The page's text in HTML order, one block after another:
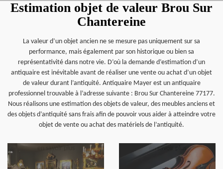
Estimation objet de valeur Brou Sur
Chantereine
La valeur d’un objet ancien ne se mesure pas uniquement sur sa
performance, mais également par son historique ou bien sa
représentativité dans notre vie. D’où la demande d’estimation d’un
antiquaire est inévitable avant de réaliser une vente ou achat d’un objet
de valeur durant l’antiquité. Antiquaire Mayer est un antiquaire
professionnel trouvable à l’adresse suivante : Brou Sur Chantereine 77177.
Nous réalisons une estimation des objets de valeur, des meubles anciens et
des objets d’antiquité sans frais afin de pouvoir vous aider à atteindre votre
objet de vente ou achat des matériels de l’antiquité.
en savoir plus en savoir plus